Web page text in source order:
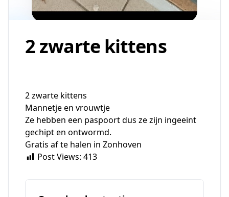
2 zwarte kittens
2 zwarte kittens
Mannetje en vrouwtje
Ze hebben een paspoort dus ze zijn ingeeint
gechipt en ontwormd.
Gratis af te halen in Zonhoven
Post Views: 413